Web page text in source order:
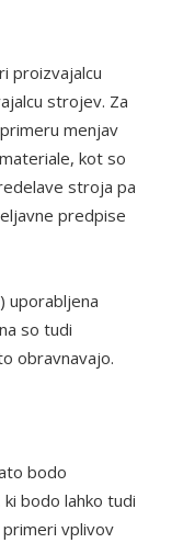
proizvajalcu
strojev. Za
menjav
kot so
stroja pa
predpise
uporabljena
so tudi
obravnavajo.
bodo
bodo lahko tudi
vplivov